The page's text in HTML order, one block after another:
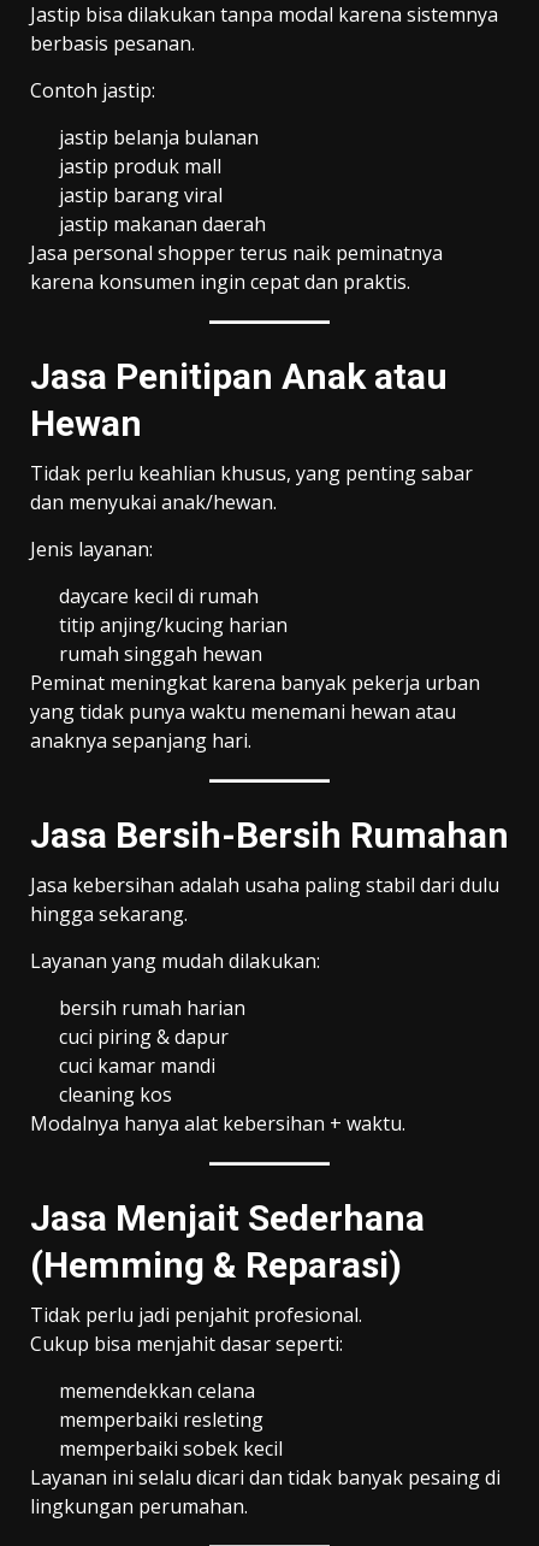
Jastip bisa dilakukan tanpa modal karena sistemnya
berbasis pesanan.
Contoh jastip:
jastip belanja bulanan
jastip produk mall
jastip barang viral
jastip makanan daerah
Jasa personal shopper terus naik peminatnya
karena konsumen ingin cepat dan praktis.
Jasa Penitipan Anak atau
Hewan
Tidak perlu keahlian khusus, yang penting sabar
dan menyukai anak/hewan.
Jenis layanan:
daycare kecil di rumah
titip anjing/kucing harian
rumah singgah hewan
Peminat meningkat karena banyak pekerja urban
yang tidak punya waktu menemani hewan atau
anaknya sepanjang hari.
Jasa Bersih-Bersih Rumahan
Jasa kebersihan adalah usaha paling stabil dari dulu
hingga sekarang.
Layanan yang mudah dilakukan:
bersih rumah harian
cuci piring & dapur
cuci kamar mandi
cleaning kos
Modalnya hanya alat kebersihan + waktu.
Jasa Menjait Sederhana
(Hemming & Reparasi)
Tidak perlu jadi penjahit profesional.
Cukup bisa menjahit dasar seperti:
memendekkan celana
memperbaiki resleting
memperbaiki sobek kecil
Layanan ini selalu dicari dan tidak banyak pesaing di
lingkungan perumahan.